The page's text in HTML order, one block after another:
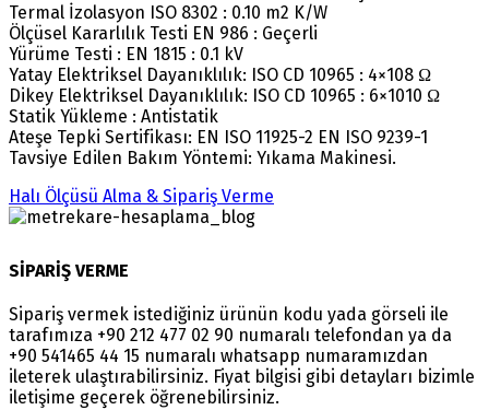
Termal İzolasyon ISO 8302 : 0.10 m2 K/W
Ölçüsel Kararlılık Testi EN 986 : Geçerli
Yürüme Testi : EN 1815 : 0.1 kV
Yatay Elektriksel Dayanıklılık: ISO CD 10965 : 4×108 Ω
Dikey Elektriksel Dayanıklılık: ISO CD 10965 : 6×1010 Ω
Statik Yükleme : Antistatik
Ateşe Tepki Sertifikası: EN ISO 11925-2 EN ISO 9239-1
Tavsiye Edilen Bakım Yöntemi: Yıkama Makinesi.
Halı Ölçüsü Alma & Sipariş Verme
SİPARİŞ VERME
Sipariş vermek istediğiniz ürünün kodu yada görseli ile
tarafımıza +90 212 477 02 90 numaralı telefondan ya da
+90 541465 44 15 numaralı whatsapp numaramızdan
ileterek ulaştırabilirsiniz. Fiyat bilgisi gibi detayları bizimle
iletişime geçerek öğrenebilirsiniz.